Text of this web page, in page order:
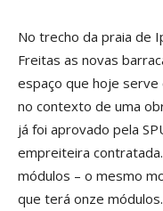
No trecho da praia de
Freitas as novas
espaço que hoje
no contexto de uma
já foi aprovado pela
empreiteira
módulos – o mesmo
que terá onze módulos.